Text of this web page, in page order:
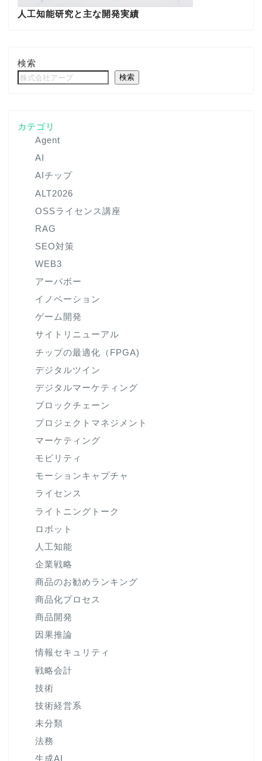
人工知能研究と主な開発実績
検索
検索
カテゴリ
Agent
AI
AIチップ
ALT2026
OSSライセンス講座
RAG
SEO対策
WEB3
アーパボー
イノベーション
ゲーム開発
サイトリニューアル
チップの最適化（FPGA)
デジタルツイン
デジタルマーケティング
ブロックチェーン
プロジェクトマネジメント
マーケティング
モビリティ
モーションキャプチャ
ライセンス
ライトニングトーク
ロボット
人工知能
企業戦略
商品のお勧めランキング
商品化プロセス
商品開発
因果推論
情報セキュリティ
戦略会計
技術
技術経営系
未分類
法務
生成AI